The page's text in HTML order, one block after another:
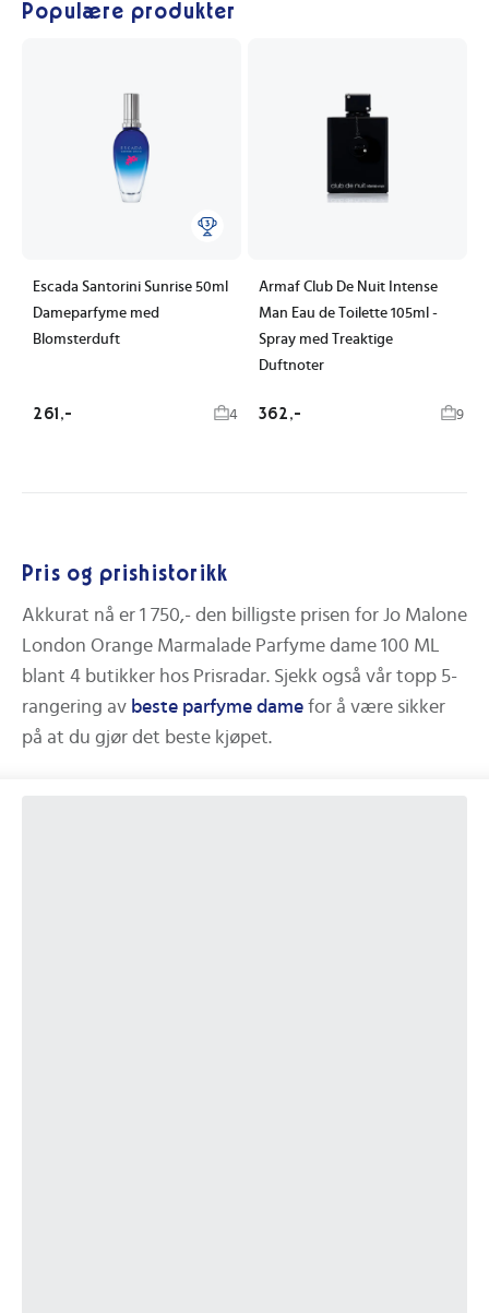
Populære produkter
Escada Santorini Sunrise 50ml
Dameparfyme med
Blomsterduft
261,- 4
Armaf Club De Nuit Intense
Man Eau de Toilette 105ml -
Spray med Treaktige
Duftnoter
362,- 9
Pris og prishistorikk
Akkurat nå er 1 750,- den billigste prisen for Jo Malone
London Orange Marmalade Parfyme dame 100 ML
blant 4 butikker hos Prisradar. Sjekk også vår topp 5-
rangering av beste parfyme dame for å være sikker
på at du gjør det beste kjøpet.